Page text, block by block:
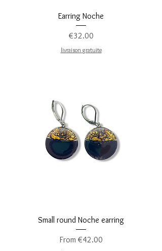
Earring Noche
Price
€32.00
livraison gratuite
Small round Noche earring
From €42.00
Sale Price